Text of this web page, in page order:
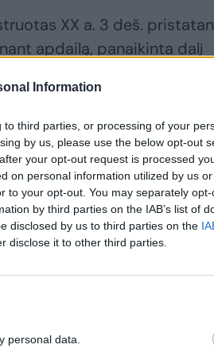
Information
third parties, or processing of your
by us, please use the below opt-out
your opt-out request is processed
on personal information utilized by us
to your opt-out. You may separately
by third parties on the IAB’s list of
disclosed by us to third parties on the
disclose it to other third parties.
personal data.
XX a. 3 deš.
apdailą, panaikinta dalį
metais, remontuojant
XX a. pab. pastate kilo
Kaunas driokstelėjo
→